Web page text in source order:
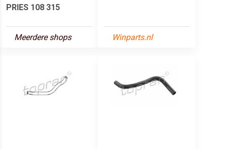
PRIES 108 315
Meerdere shops Winparts.nl